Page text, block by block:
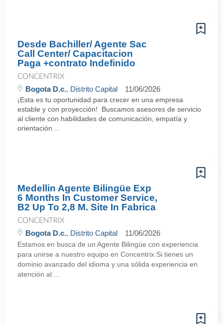
Desde Bachiller/ Agente Sac
Call Center/ Capacitacion
Paga +contrato Indefinido
CONCENTRIX
Bogota D.c., Distrito Capital 11/06/2026
¡Esta es tu oportunidad para crecer en una empresa
estable y con proyección! Buscamos asesores de servicio
al cliente con habilidades de comunicación, empatía y
orientación ...
Medellin Agente Bilingüe Exp
6 Months In Customer Service,
B2 Up To 2,8 M. Site In Fabrica
CONCENTRIX
Bogota D.c., Distrito Capital 11/06/2026
Estamos en busca de un Agente Bilingüe con experiencia
para unirse a nuestro equipo en Concentrix.Si tienes un
dominio avanzado del idioma y una sólida experiencia en
atención al ...